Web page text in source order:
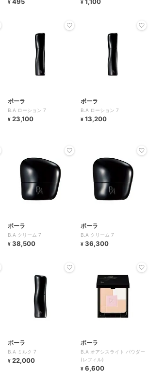
¥ ¥
ポーラ
B.A ローション 7
¥ 23,100
ポーラ
B.A ローション 7
¥ 13,200
ポーラ
B.A クリーム 7
¥ 38,500
ポーラ
B.A クリーム 7
¥ 36,300
ポーラ
B.A ミルク 7
¥ 22,000
ポーラ
B.A オアシスライト パウダー
(レフィル)
¥ 6,600